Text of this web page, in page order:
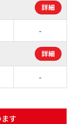
詳細
-
詳細
-
す